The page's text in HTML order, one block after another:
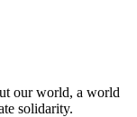
our world, a world
solidarity.